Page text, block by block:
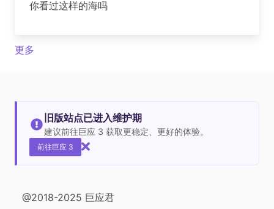
你看过这样的海吗
更多
旧版站点已进入维护期
建议前往巨应 3 获取更稳定、更好的体验。
前往巨应 3
@2018-2025 巨应君